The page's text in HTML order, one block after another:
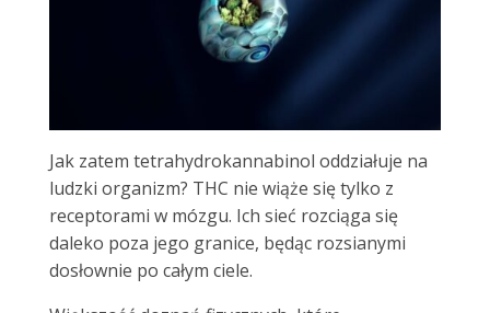
Jak zatem tetrahydrokannabinol oddziałuje na
ludzki organizm? THC nie wiąże się tylko z
receptorami w mózgu. Ich sieć rozciąga się
daleko poza jego granice, będąc rozsianymi
dosłownie po całym ciele.